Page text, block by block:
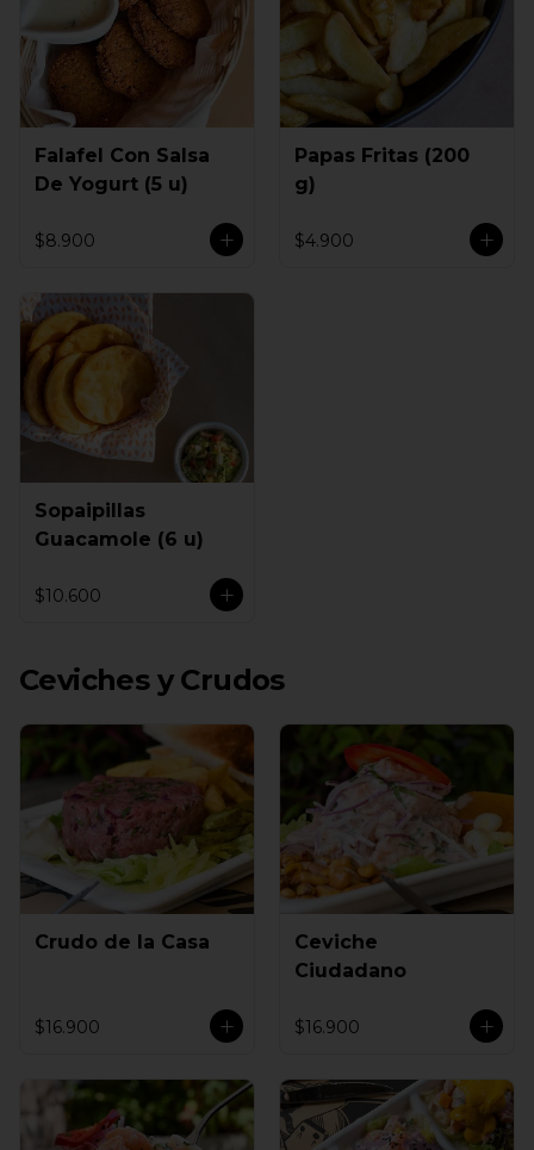
Falafel Con Salsa
De Yogurt (5 u)
$8.900
Papas Fritas (200
g)
$4.900
Sopaipillas
Guacamole (6 u)
$10.600
Ceviches y Crudos
Crudo de la Casa
$16.900
Ceviche
Ciudadano
$16.900